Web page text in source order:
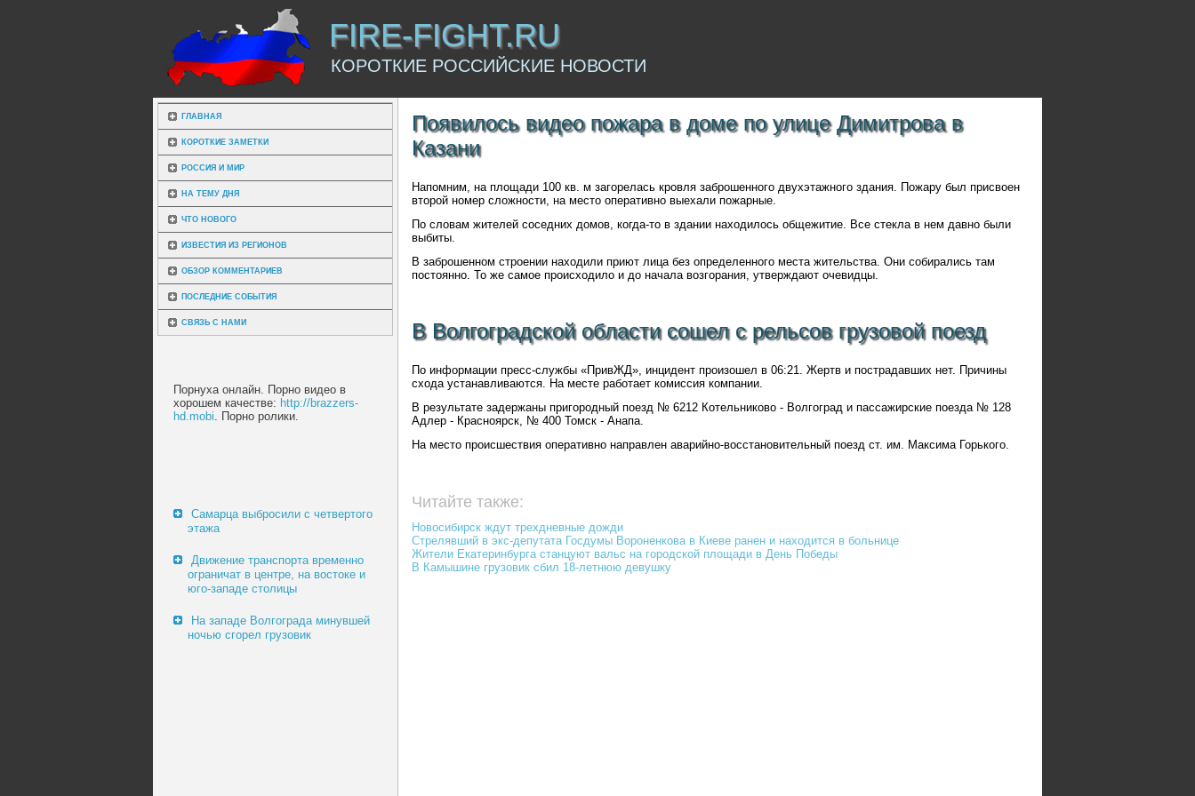
FIRE-FIGHT.RU
КОРОТКИЕ РОССИЙСКИЕ НОВОСТИ
ГЛАВНАЯ
КОРОТКИЕ ЗАМЕТКИ
РОССИЯ И МИР
НА ТЕМУ ДНЯ
ЧТО НОВОГО
ИЗВЕСТИЯ ИЗ РЕГИОНОВ
ОБЗОР КОММЕНТАРИЕВ
ПОСЛЕДНИЕ СОБЫТИЯ
СВЯЗЬ С НАМИ
Порнуха онлайн. Порно видео в
хорошем качестве: http://brazzers-
hd.mobi. Порно ролики.
Самарца выбросили с четвертого
этажа
Движение транспорта временно
ограничат в центре, на востоке и
юго-западе столицы
На западе Волгограда минувшей
ночью сгорел грузовик
Появилось видео пожара в доме по улице Димитрова в
Казани
Напомним, на площади 100 кв. м загорелась кровля заброшенного двухэтажного здания. Пожару был присвоен
второй номер сложности, на место оперативно выехали пожарные.
По словам жителей соседних домов, когда-то в здании находилось общежитие. Все стекла в нем давно были
выбиты.
В заброшенном строении находили приют лица без определенного места жительства. Они собирались там
постоянно. То же самое происходило и до начала возгорания, утверждают очевидцы.
В Волгоградской области сошел с рельсов грузовой поезд
По информации пресс-службы «ПривЖД», инцидент произошел в 06:21. Жертв и пострадавших нет. Причины
схода устанавливаются. На месте работает комиссия компании.
В результате задержаны пригородный поезд № 6212 Котельниково - Волгоград и пассажирские поезда № 128
Адлер - Красноярск, № 400 Томск - Анапа.
На место происшествия оперативно направлен аварийно-восстановительный поезд ст. им. Максима Горького.
Читайте также:
Новосибирск ждут трехдневные дожди
Стрелявший в экс-депутата Госдумы Вороненкова в Киеве ранен и находится в больнице
Жители Екатеринбурга станцуют вальс на городской площади в День Победы
В Камышине грузовик сбил 18-летнюю девушку